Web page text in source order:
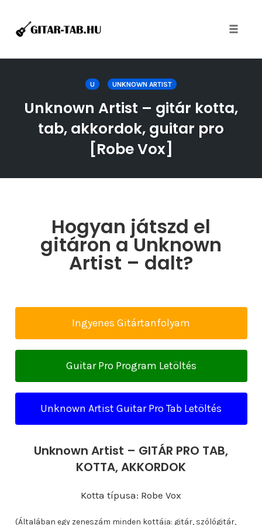
U UNKNOWN ARTIST
Unknown Artist – gitár kotta,
tab, akkordok, guitar pro
[Robe Vox]
Hogyan játszd el
gitáron a Unknown
Artist – dalt?
Ingyenes Gitártanfolyam
Guitar Pro Program Letöltés
Unknown Artist Guitar Pro Tab Letöltés
Unknown Artist – GITÁR PRO TAB,
KOTTA, AKKORDOK
Kotta típusa: Robe Vox
(Általában egy zeneszám minden kottája: gitár, szólógitár,